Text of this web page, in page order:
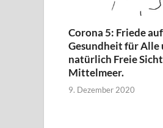
Corona 5: Friede
Gesundheit für Alle
natürlich Freie
Mittelmeer.
9. Dezember 2020